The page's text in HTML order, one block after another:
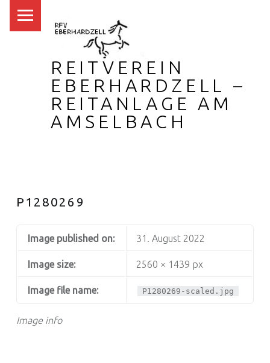
REITVEREIN
EBERHARDZELL –
REITANLAGE AM
AMSELBACH
P1280269
Image info
Image published on: 31. August 2022
Image size: 2560 × 1439 px
Image file name: P1280269-scaled.jpg